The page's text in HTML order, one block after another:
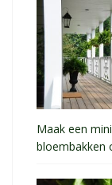
Maak een
bloembakken